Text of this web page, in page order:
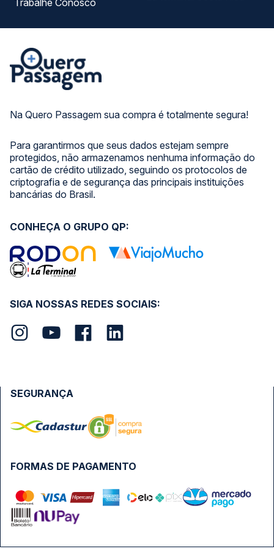
Na Quero Passagem sua compra é totalmente segura!
Para garantirmos que seus dados estejam sempre
protegidos, não armazenamos nenhuma informação do
cartão de crédito utilizado, seguindo os protocolos de
criptografia e de segurança das principais instituições
bancárias do Brasil.
Trabalhe Conosco
SIGA NOSSAS REDES SOCIAIS:
CONHEÇA O GRUPO QP:
FORMAS DE PAGAMENTO
SEGURANÇA